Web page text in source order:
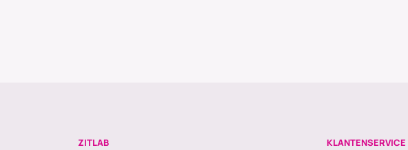
ZITLAB KLANTENSERVICE